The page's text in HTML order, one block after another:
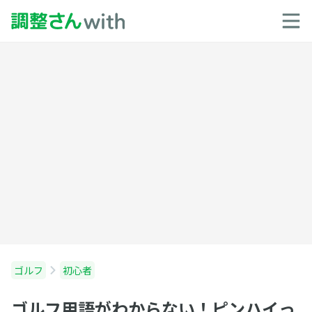
ゴルフ 初心者